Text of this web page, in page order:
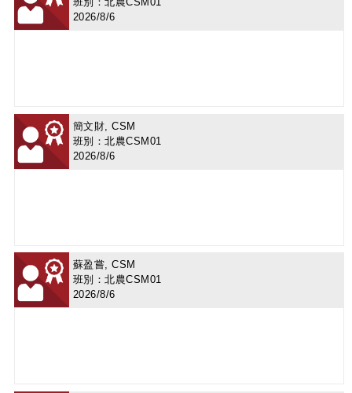
2026/8/6
簡文財, CSM
班別：北農CSM01
2026/8/6
蘇盈嘗, CSM
班別：北農CSM01
2026/8/6